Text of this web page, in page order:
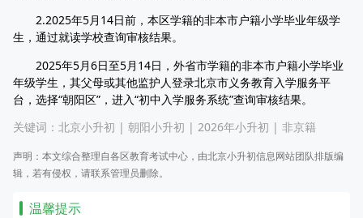
2.2025年5月14日前，本区学籍的非本市户籍小学毕业年级学
生，通过就读学校查询审核结果。
2025年5月6日至5月14日，外省市学籍的非本市户籍小学毕业
年级学生，其父母或其他监护人登录北京市义务教育入学服务平
台，选择“朝阳区”，进入“初中入学服务系统”查询审核结果。
关键词： 北京小升初 | 朝阳小升初 | 2026年小升初 | 非京籍
声明：本文综合整理自各区教育考试中心，由北京小升初信息网站团队排版编
辑，若有侵权，请联系管理员删除。
温馨提示